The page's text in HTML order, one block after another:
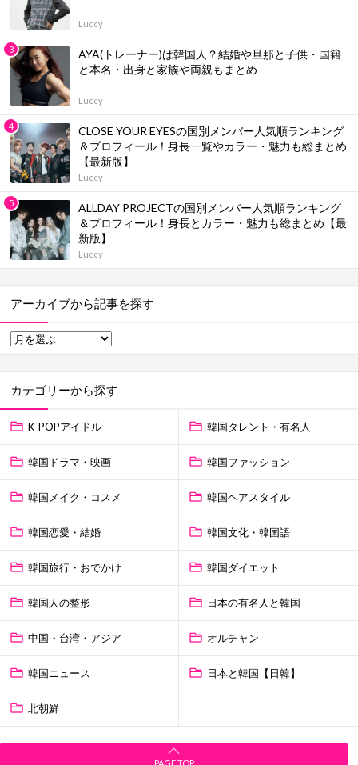
Luccy
AYA(トレーナー)は韓国人？結婚や旦那と子供・国籍
と本名・出身と家族や両親もまとめ
Luccy
CLOSE YOUR EYESの国別メンバー人気順ランキング
＆プロフィール！身長一覧やカラー・魅力も総まとめ
【最新版】
Luccy
ALLDAY PROJECTの国別メンバー人気順ランキング
＆プロフィール！身長とカラー・魅力も総まとめ【最
新版】
Luccy
アーカイブから記事を探す
カテゴリーから探す
K-POPアイドル 韓国タレント・有名人
韓国ドラマ・映画 韓国ファッション
韓国メイク・コスメ 韓国ヘアスタイル
韓国恋愛・結婚 韓国文化・韓国語
韓国旅行・おでかけ 韓国ダイエット
韓国人の整形 日本の有名人と韓国
中国・台湾・アジア オルチャン
韓国ニュース 日本と韓国【日韓】
北朝鮮
PAGE TOP